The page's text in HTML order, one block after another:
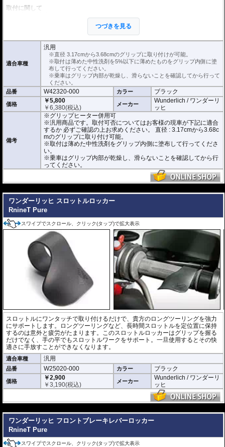
取付に関して
※中性洗剤が多すぎると乾燥に時間がかかります。ご注意ください。
正しく装着すれば容易に取り付けることが可能です。
使用時の安全のため乾燥時は全く滑りません。乾いた状態で取り付けると破損
に繋がります。
乗車はグリップ内部が乾燥し、滑らないことを確認してから行ってください。
こちらの商品は汎用商品として掲載しています。
RnineT Pureで取付確認を行っているわけではありません。
取付可否についてはお客様の現車が下記に適合するか 必ずご確認の上お求めく
ださい。
直径 : 3.17cmから3.68cmのグリップに取り付けが可能。
素材 : ネオプトン
厚さ : 3.8mm
つづきを見る
適合車種
汎用
※直径 3.17cmから3.68cmのグリップに取り付けが可能。
※取付は薄めた中性洗剤を5%以下に薄めたものをグリップ内側に塗
布して行ってください。
※乗車はグリップ内部が乾燥し、滑らないことを確認してから行って
ください。
品番
W42320-000 カラー ブラック
価格
￥5,800
￥6,380(税込) メーカー
Wunderlich / ワンダーリ
ッヒ
備考
※グリップヒーター併用可
※汎用商品です。取付可否についてはお客様の現車が下記に適合
するか 必ずご確認の上お求めください。 直径 : 3.17cmから3.68c
mのグリップに取り付け可能。
※取付は薄めた中性洗剤をグリップ内側に塗布して行ってくださ
い。
※乗車はグリップ内部が乾燥し、滑らないことを確認してから行
ってください。
ワンダーリッヒ スロットルロッカー
RnineT Pure
スワイプでスクロール、クリック(タップ)で拡大表示
スロットルにワンタッチで取り付けるだけで、貴方のロングツーリングを強力
にサポートします。ロングツーリングなど、長時間スロットルを定位置に保持
するのは意外と疲労がたまります。このスロットルロッカーはグリップを握る
だけでなく、手の平でもスロットルワークをサポート。一旦使用するとその快
適さに手放すことができなくなります。
適合車種 汎用
品番 W25020-000 カラー ブラック
価格
￥2,900
￥3,190(税込) メーカー
Wunderlich / ワンダーリ
ッヒ
ワンダーリッヒ フロントブレーキレバーロッカー
RnineT Pure
スワイプでスクロール、クリック(タップ)で拡大表示